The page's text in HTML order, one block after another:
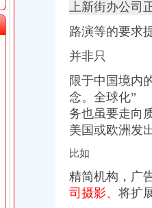
声汇_奥一报料_南都报系综合
_南山区代办企业证件】-58到
圳_天涯论坛_天涯社区
_智富港商务股份有限公司
人江晓斌中国广东深圳市南
票频道_同花顺财经
】-重庆智联招聘
业部等2家分支机构的批复-
话_地址-智联招聘
家具直销！去八公里广东办公
卡没得_重庆论坛_汽车之家论
上新街办公司
路演等的要求
并非只
限于中国境内
念。全球化”
务也虽要走向
美国或欧洲发
比如
精简机构，广
司摄影、 将扩